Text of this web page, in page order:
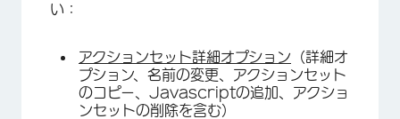
×
い：
アクションセット詳細オプション （詳細オ
プション、名前の変更、アクションセット
のコピー、Javascriptの追加、アクショ
ンセットの削除を含む）